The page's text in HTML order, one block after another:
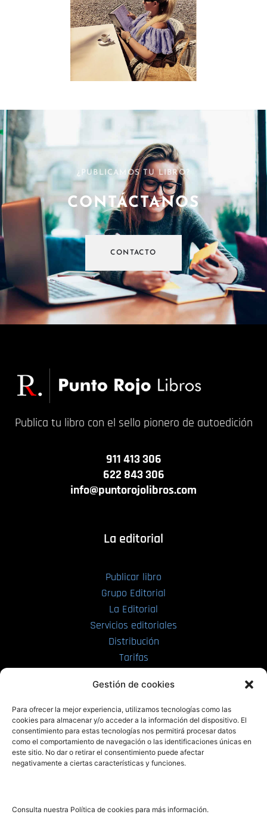
Gestión de cookies
Para ofrecer la mejor experiencia, utilizamos tecnologías como las
cookies para almacenar y/o acceder a la información del dispositivo. El
consentimiento para estas tecnologías nos permitirá procesar datos
como el comportamiento de navegación o las identificaciones únicas en
este sitio. No dar o retirar el consentimiento puede afectar
negativamente a ciertas características y funciones.
Consulta nuestra Política de cookies para más información.
¿PUBLICAMOS TU LIBRO?
CONTÁCTANOS
CONTACTO
Publica tu libro con el sello pionero de autoedición
911 413 306
622 843 306
info@puntorojolibros.com
La editorial
Publicar libro
Grupo Editorial
La Editorial
Servicios editoriales
Distribución
Tarifas
PRL | Films
PRL | Play
PRL | LAB
Noticias